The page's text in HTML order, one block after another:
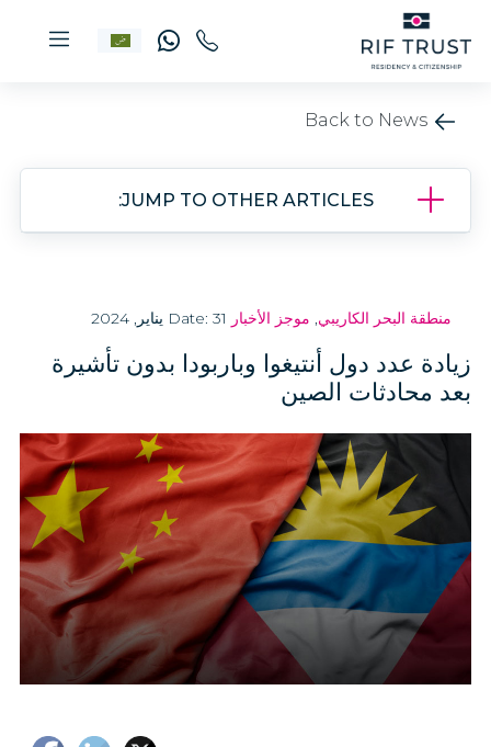
JUMP TO OTHER ARTICLES:
منطقة البحر الكاريبي, موجز الأخبار
زيادة عدد دول أنتيغوا وباربودا بدون تأشيرة
بعد محادثات الصين